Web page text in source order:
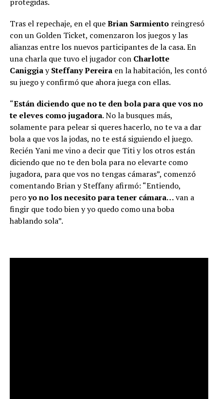
Tras el repechaje, en el queBrian Sarmiento reingresó
con un Golden Ticket, comenzaron los juegos y las
alianzas entre los nuevos participantes de la casa. En
una charla que tuvo el jugador con Charlotte
CaniggiaySteffany Pereira en la habitación, les contó
su juego y confirmó que ahora juega con ellas.
“Están diciendo que no te den bola para que vos no
te eleves como jugadora. No la busques más,
solamente para pelear si queres hacerlo, no te va a dar
bola a que vos la jodas, no te está siguiendo el juego.
Recién Yani me vino a decir que Titi y los otros están
diciendo que no te den bola para no elevarte como
jugadora, para que vos no tengas cámaras”, comenzó
comentando Brian y Steffany afirmó: “Entiendo,
peroyo no los necesito para tener cámara…van a
fingir que todo bien y yo quedo como una boba
hablando sola”.